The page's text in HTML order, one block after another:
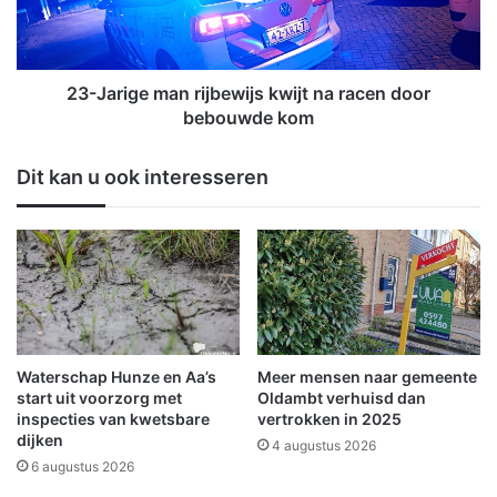
e
n
k
i
n
d
e
r
e
n
g
e
i
j
b
e
w
i
j
s
k
w
i
j
t
23-Jarige man rijbewijs kwijt na racen door
bebouwde kom
Dit kan u ook interesseren
Waterschap Hunze en Aa’s
start uit voorzorg met
inspecties van kwetsbare
dijken
6 augustus 2026
Meer mensen naar gemeente
Oldambt verhuisd dan
vertrokken in 2025
4 augustus 2026